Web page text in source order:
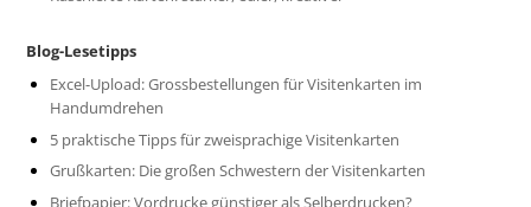
Blog-Lesetipps
Excel-Upload: Grossbestellungen für Visitenkarten im
Handumdrehen
5 praktische Tipps für zweisprachige Visitenkarten
Grußkarten: Die großen Schwestern der Visitenkarten
Briefpapier: Vordrucke günstiger als Selberdrucken?